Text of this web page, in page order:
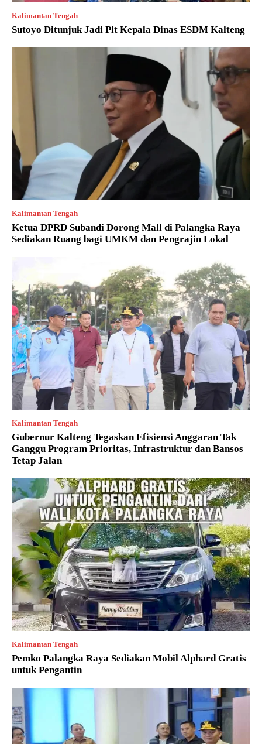
Kalimantan Tengah
Sutoyo Ditunjuk Jadi Plt Kepala Dinas ESDM Kalteng
Kalimantan Tengah
Ketua DPRD Subandi Dorong Mall di Palangka Raya
Sediakan Ruang bagi UMKM dan Pengrajin Lokal
Kalimantan Tengah
Gubernur Kalteng Tegaskan Efisiensi Anggaran Tak
Ganggu Program Prioritas, Infrastruktur dan Bansos
Tetap Jalan
Kalimantan Tengah
Pemko Palangka Raya Sediakan Mobil Alphard Gratis
untuk Pengantin